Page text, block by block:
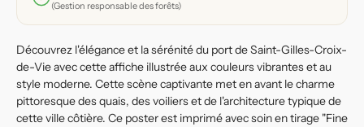
marine
et
charme
côtier
marine
et
charme
côtier
(Gestion responsable des forêts)
Découvrez l'élégance et la sérénité du port de Saint-Gilles-Croix-
de-Vie avec cette affiche illustrée aux couleurs vibrantes et au
style moderne. Cette scène captivante met en avant le charme
pittoresque des quais, des voiliers et de l'architecture typique de
cette ville côtière. Ce poster est imprimé avec soin en tirage "Fine